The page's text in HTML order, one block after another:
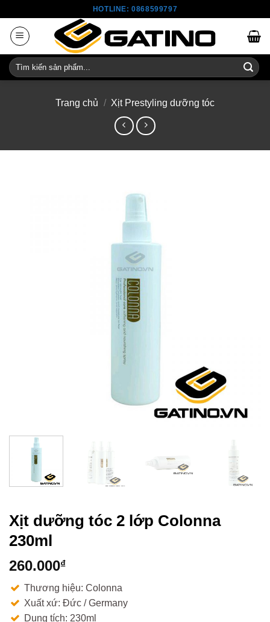
content
HOTLINE: 0868599797
Tìm
kiếm:
Trang chủ / Xịt Prestyling dưỡng tóc
Xịt dưỡng tóc 2 lớp Colonna
230ml
260.000₫
Thương hiệu: Colonna
Xuất xứ: Đức / Germany
Dung tích: 230ml